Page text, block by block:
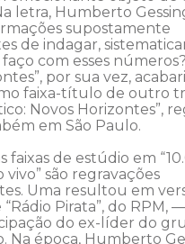
letra, Humberto
supostamente
de indagar,
com esses
por sua vez,
faixa-título de outro
Novos Horizontes”,
em São Paulo.
faixas de estúdio em
são regravações
Uma resultou em
Pirata”, do RPM,
do ex-líder do
Na época, Humberto